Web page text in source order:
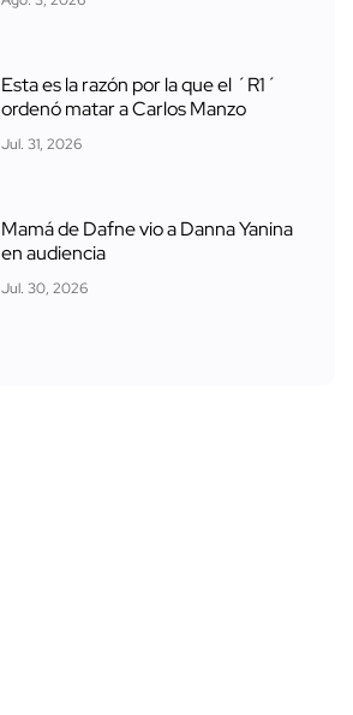
Esta es la razón por la que el ´R1´
ordenó matar a Carlos Manzo
Jul. 31, 2026
Mamá de Dafne vio a Danna Yanina
en audiencia
Jul. 30, 2026